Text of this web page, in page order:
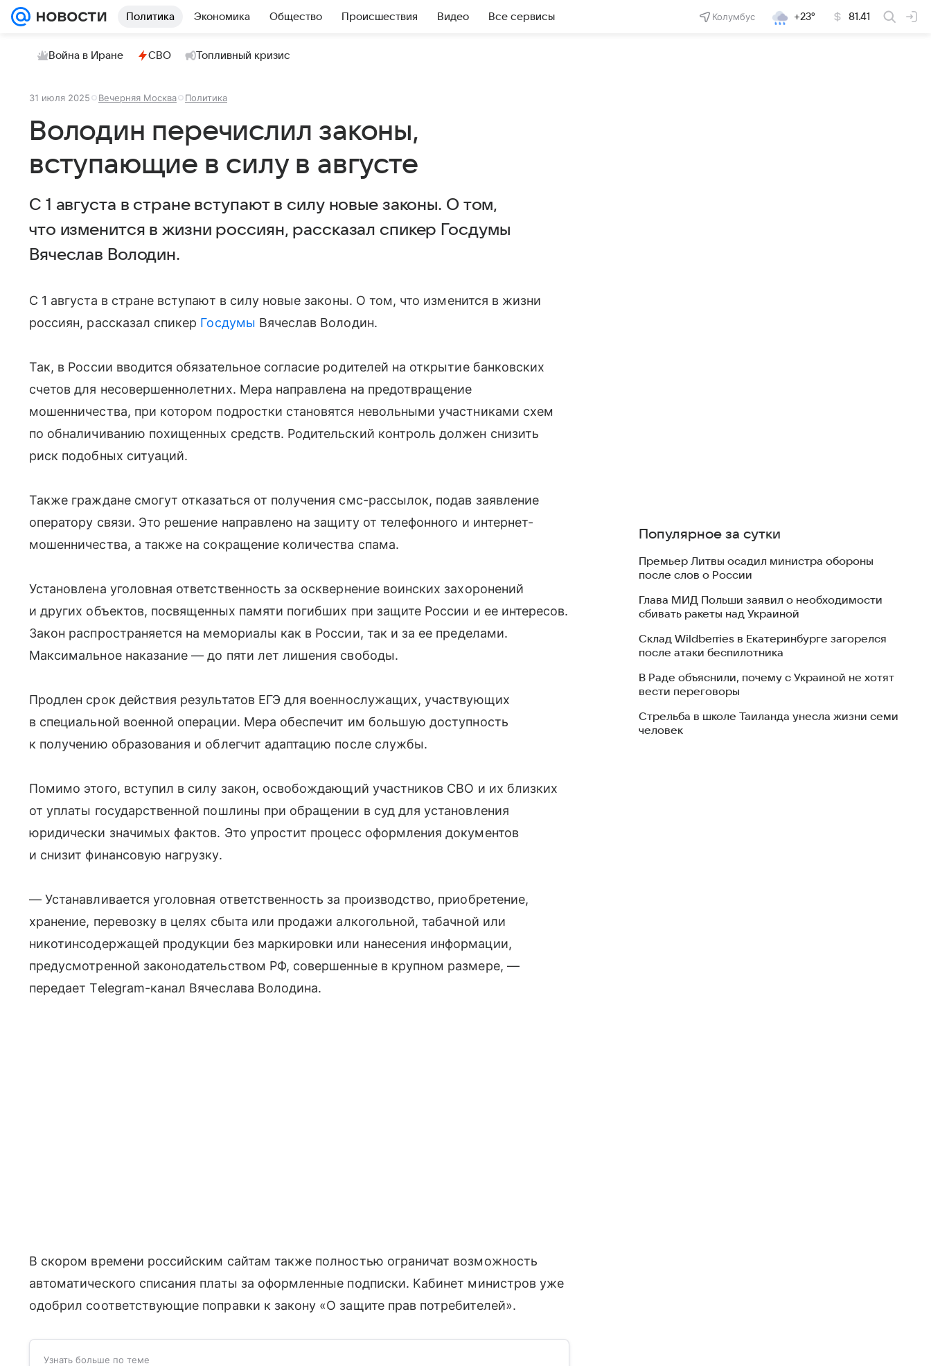
Политика Экономика Общество Происшествия Видео Все сервисы Колумбус +23° 81.41
Война в Иране СВО Топливный кризис
31 июля 2025 Вечерняя Москва Политика
Володин перечислил законы,
вступающие в силу в августе
С 1 августа в стране вступают в силу новые законы. О том,
что изменится в жизни россиян, рассказал спикер Госдумы
Вячеслав Володин.
С 1 августа в стране вступают в силу новые законы. О том, что изменится в жизни
россиян, рассказал спикер Госдумы Вячеслав Володин.
Так, в России вводится обязательное согласие родителей на открытие банковских
счетов для несовершеннолетних. Мера направлена на предотвращение
мошенничества, при котором подростки становятся невольными участниками схем
по обналичиванию похищенных средств. Родительский контроль должен снизить
риск подобных ситуаций.
Также граждане смогут отказаться от получения смс-рассылок, подав заявление
оператору связи. Это решение направлено на защиту от телефонного и интернет-
мошенничества, а также на сокращение количества спама.
Установлена уголовная ответственность за осквернение воинских захоронений
и других объектов, посвященных памяти погибших при защите России и ее интересов.
Закон распространяется на мемориалы как в России, так и за ее пределами.
Максимальное наказание — до пяти лет лишения свободы.
Продлен срок действия результатов ЕГЭ для военнослужащих, участвующих
в специальной военной операции. Мера обеспечит им большую доступность
к получению образования и облегчит адаптацию после службы.
Помимо этого, вступил в силу закон, освобождающий участников СВО и их близких
от уплаты государственной пошлины при обращении в суд для установления
юридически значимых фактов. Это упростит процесс оформления документов
и снизит финансовую нагрузку.
— Устанавливается уголовная ответственность за производство, приобретение,
хранение, перевозку в целях сбыта или продажи алкогольной, табачной или
никотинсодержащей продукции без маркировки или нанесения информации,
предусмотренной законодательством РФ, совершенные в крупном размере, —
передает Telegram-канал Вячеслава Володина.
В скором времени российским сайтам также полностью ограничат возможность
автоматического списания платы за оформленные подписки. Кабинет министров уже
одобрил соответствующие поправки к закону «О защите прав потребителей».
Узнать больше по теме
Популярное за сутки
Премьер Литвы осадил министра обороны
после слов о России
Глава МИД Польши заявил о необходимости
сбивать ракеты над Украиной
Склад Wildberries в Екатеринбурге загорелся
после атаки беспилотника
В Раде объяснили, почему с Украиной не хотят
вести переговоры
Стрельба в школе Таиланда унесла жизни семи
человек